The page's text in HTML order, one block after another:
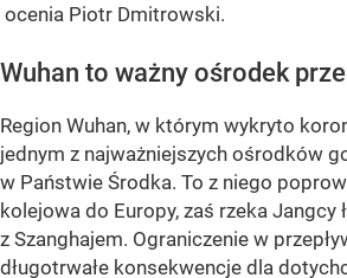
ocenia Piotr Dmitrowski.
Wuhan to ważny ośrodek
Region Wuhan, w którym wykryto
jednym z najważniejszych ośrodków
w Państwie Środka. To z niego
kolejowa do Europy, zaś rzeka Jangcy
z Szanghajem. Ograniczenie w
długotrwałe konsekwencje dla